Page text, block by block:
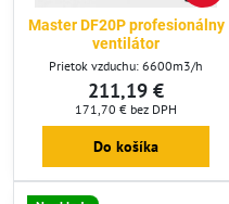
Master DF20P profesionálny
ventilátor
Prietok vzduchu: 6600m3/h
211,19 €
171,70 € bez DPH
Do košíka